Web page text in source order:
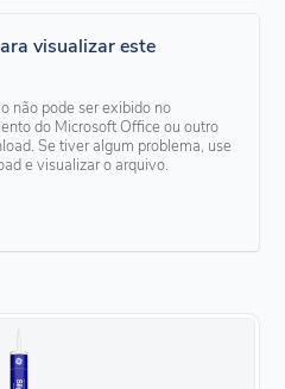
visualizar este
não pode ser exibido no
do Microsoft Office ou outro
Se tiver algum problema, use
e visualizar o arquivo.